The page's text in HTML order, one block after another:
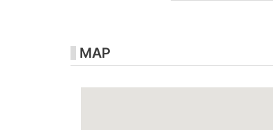
MAP